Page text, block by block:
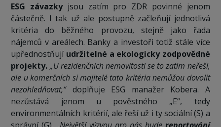
ESG závazkyjsou zatím pro ZDR povinné jenom
částečně. I tak už ale postupně začleňují jednotlivá
kritéria do běžného provozu, stejně jako řada
nájemců v areálech. Banky a investoři totiž stále více
upřednostňují udržitelné a ekologicky zodpovědné
projekty. „U rezidenčních nemovitostí se to zatím neřeší,
ale u komerčních si majitelé tato kritéria nemůžou dovolit
nezohledňovat,“doplňuje ESG manažer Kobera. A
nezůstává jenom u pověstného „E“, tedy
environmentálních kritérií, ale řeší už i ty sociální (S) a